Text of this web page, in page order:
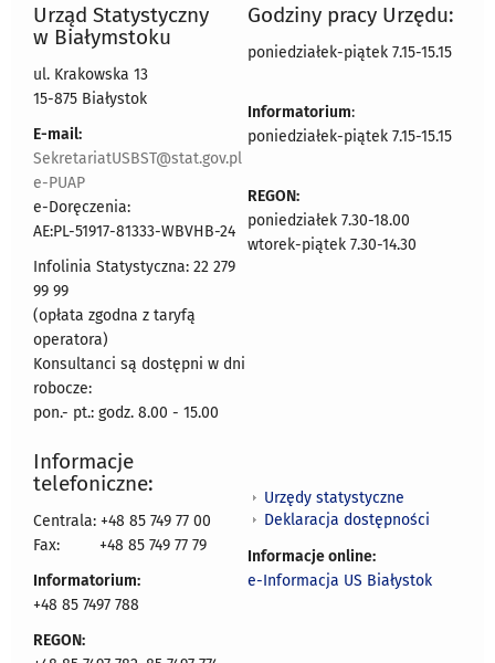
Urząd Statystyczny
w Białymstoku
ul. Krakowska 13
15-875 Białystok
E-mail:
SekretariatUSBST@stat.gov.pl
e-PUAP
e-Doręczenia:
AE:PL-51917-81333-WBVHB-24
Infolinia Statystyczna: 22 279
99 99
(opłata zgodna z taryfą
operatora)
Konsultanci są dostępni w dni
robocze:
pon.- pt.: godz. 8.00 - 15.00
Godziny pracy Urzędu:
poniedziałek-piątek 7.15-15.15
Informatorium:
poniedziałek-piątek 7.15-15.15
REGON:
poniedziałek 7.30-18.00
wtorek-piątek 7.30-14.30
Informacje
telefoniczne:
Centrala: +48 85 749 77 00
Fax:
+48 85 749 77 79
Informatorium:
+48 85 7497 788
REGON:
Urzędy statystyczne
Deklaracja dostępności
Informacje online:
e-Informacja US Białystok